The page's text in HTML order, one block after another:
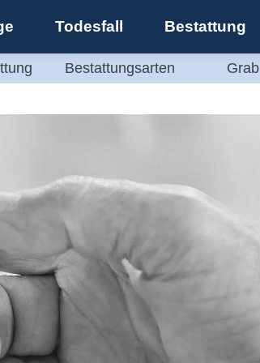
Todesfall Bestattung
Bestattungsarten Grab